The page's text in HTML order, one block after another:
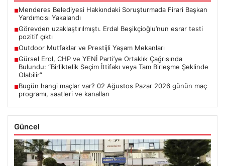
■Menderes Belediyesi Hakkındaki Soruşturmada Firari Başkan
Yardımcısı Yakalandı
■Görevden uzaklaştırılmıştı. Erdal Beşikçioğlu’nun esrar testi
pozitif çıktı
■Outdoor Mutfaklar ve Prestijli Yaşam Mekanları
■Gürsel Erol, CHP ve YENİ Parti’ye Ortaklık Çağrısında
Bulundu: “Birliktelik Seçim İttifakı veya Tam Birleşme Şeklinde
Olabilir”
■Bugün hangi maçlar var? 02 Ağustos Pazar 2026 günün maç
programı, saatleri ve kanalları
Güncel